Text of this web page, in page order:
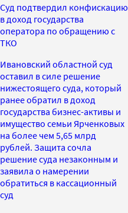
Суд подтвердил конфискацию
в доход государства
оператора по обращению с
ТКО
Ивановский областной суд
оставил в силе решение
нижестоящего суда, который
ранее обратил в доход
государства бизнес-активы и
имущество семьи Ярченковых
на более чем 5,65 млрд
рублей. Защита сочла
решение суда незаконным и
заявила о намерении
обратиться в кассационный
суд